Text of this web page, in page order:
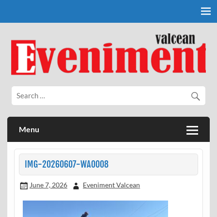
Eveniment Valcean
Menu
IMG-20260607-WA0008
June 7, 2026 Eveniment Valcean